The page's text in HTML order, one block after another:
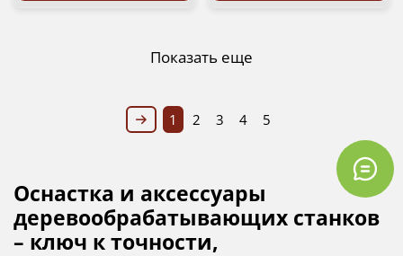
Показать еще
1 2 3 4 5
Оснастка и аксессуары
деревообрабатывающих станков
– ключ к точности,